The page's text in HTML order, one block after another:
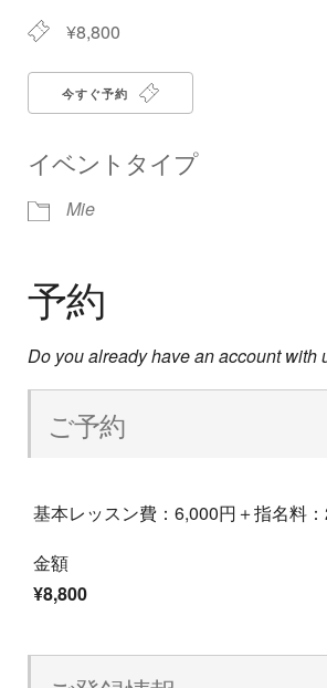
¥8,800
今すぐ予約
イベントタイプ
Mie
予約
Do you already have an account with
ご予約
基本レッスン費：6,000円＋指名料
金額
¥8,800